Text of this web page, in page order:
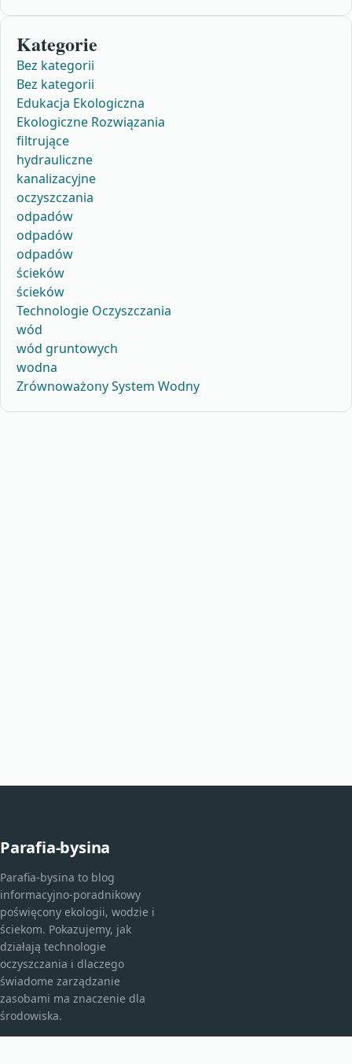
Kategorie
Bez kategorii
Bez kategorii
Edukacja Ekologiczna
Ekologiczne Rozwiązania
filtrujące
hydrauliczne
kanalizacyjne
oczyszczania
odpadów
odpadów
odpadów
ścieków
ścieków
Technologie Oczyszczania
wód
wód gruntowych
wodna
Zrównoważony System Wodny
Parafia-bysina
Parafia-bysina to blog
informacyjno-poradnikowy
poświęcony ekologii, wodzie i
ściekom. Pokazujemy, jak
działają technologie
oczyszczania i dlaczego
świadome zarządzanie
zasobami ma znaczenie dla
środowiska.